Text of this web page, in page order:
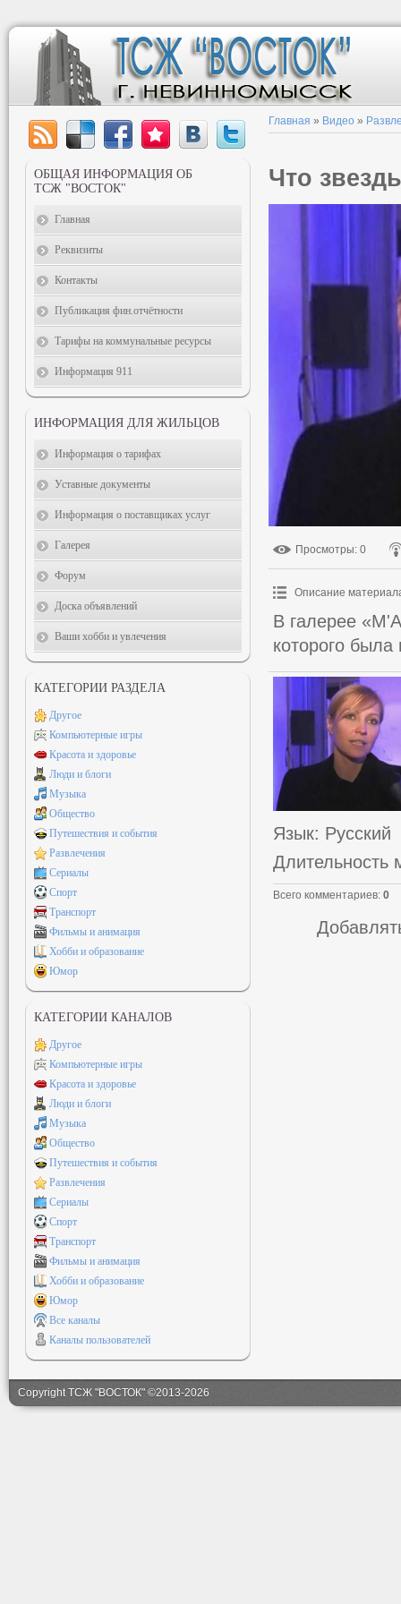
Главная » Видео »
Что
Просмотры: 0
Описание
В галерее
которого была
Язык: Русский
Длительность
Всего комментариев: 0
ОБЩАЯ ИНФОРМАЦИЯ ОБ
ТСЖ "ВОСТОК"
Главная
Реквизиты
Контакты
Публикация фин.отчётности
Тарифы на коммунальные ресурсы
Информация 911
ИНФОРМАЦИЯ ДЛЯ ЖИЛЬЦОВ
Информация о тарифах
Уставные документы
Информация о поставщиках услуг
Галерея
Форум
Доска объявлений
Ваши хобби и увлечения
КАТЕГОРИИ РАЗДЕЛА
Другое
Компьютерные игры
Красота и здоровье
Люди и блоги
Музыка
Общество
Путешествия и события
Развлечения
Сериалы
Спорт
Транспорт
Фильмы и анимация
Хобби и образование
Юмор
КАТЕГОРИИ КАНАЛОВ
Другое
Компьютерные игры
Красота и здоровье
Люди и блоги
Музыка
Общество
Путешествия и события
Развлечения
Сериалы
Спорт
Транспорт
Фильмы и анимация
Хобби и образование
Юмор
Все каналы
Каналы пользователей
Copyright ТСЖ "ВОСТОК" ©2013-2026